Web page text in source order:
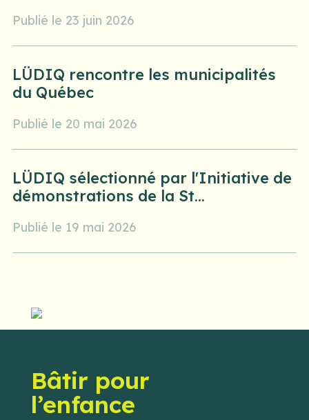
Publié le 23 juin 2026
LÜDIQ rencontre les municipalités
du Québec
Publié le 20 mai 2026
LÜDIQ sélectionné par l'Initiative de
démonstrations de la St...
Publié le 19 mai 2026
Bâtir pour
l’enfance